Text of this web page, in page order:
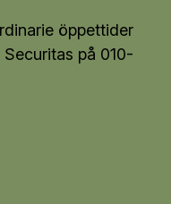
öppettider
på 010-